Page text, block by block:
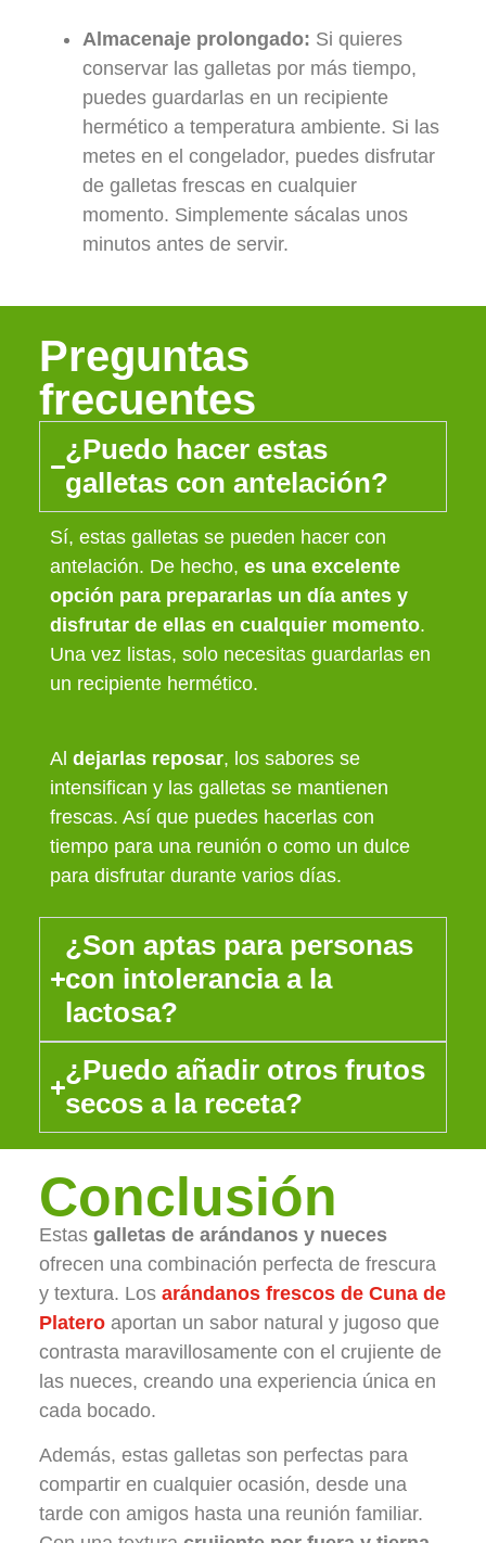
Almacenaje prolongado: Si quieres
conservar las galletas por más tiempo,
puedes guardarlas en un recipiente
hermético a temperatura ambiente. Si las
metes en el congelador, puedes disfrutar
de galletas frescas en cualquier
momento. Simplemente sácalas unos
minutos antes de servir.
Preguntas
frecuentes
¿Puedo hacer estas
galletas con antelación?
Sí, estas galletas se pueden hacer con
antelación. De hecho, es una excelente
opción para prepararlas un día antes y
disfrutar de ellas en cualquier momento.
Una vez listas, solo necesitas guardarlas en
un recipiente hermético.
Al dejarlas reposar, los sabores se
intensifican y las galletas se mantienen
frescas. Así que puedes hacerlas con
tiempo para una reunión o como un dulce
para disfrutar durante varios días.
¿Son aptas para personas
con intolerancia a la
lactosa?
¿Puedo añadir otros frutos
secos a la receta?
Conclusión
Estas galletas de arándanos y nueces
ofrecen una combinación perfecta de frescura
y textura. Los arándanos frescos de Cuna de
Plateroaportan un sabor natural y jugoso que
contrasta maravillosamente con el crujiente de
las nueces, creando una experiencia única en
cada bocado.
Además, estas galletas son perfectas para
compartir en cualquier ocasión, desde una
tarde con amigos hasta una reunión familiar.